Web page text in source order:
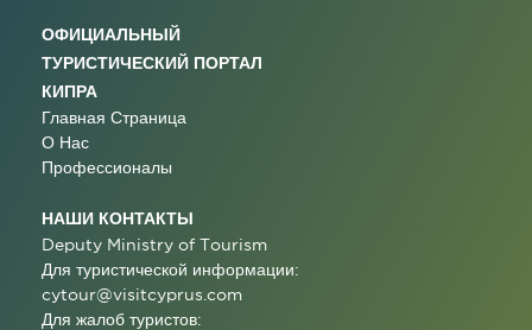
ОФИЦИАЛЬНЫЙ
ТУРИСТИЧЕСКИЙ ПОРТАЛ
КИПРА
Главная Страница
О Нас
Профессионалы
НАШИ КОНТАКТЫ
Deputy Ministry of Tourism
Для туристической информации:
cytour@visitcyprus.com
Для жалоб туристов: